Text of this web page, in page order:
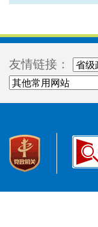
友情链接：